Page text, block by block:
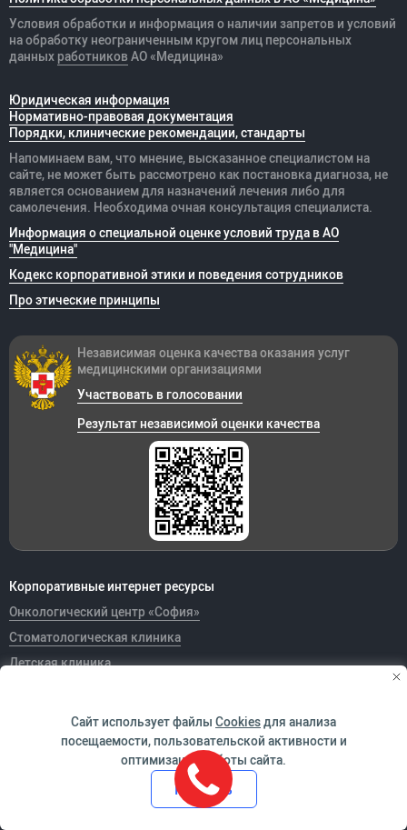
Условия обработки и информация о наличии запретов и условий
на обработку неограниченным кругом лиц персональных
данных работников АО «Медицина»
Юридическая информация
Нормативно-правовая документация
Порядки, клинические рекомендации, стандарты
Напоминаем вам, что мнение, высказанное специалистом на
сайте, не может быть рассмотрено как постановка диагноза, не
является основанием для назначений лечения либо для
самолечения. Необходима очная консультация специалиста.
Информация о специальной оценке условий труда в АО
"Медицина"
Кодекс корпоративной этики и поведения сотрудников
Про этические принципы
Корпоративные интернет ресурсы
Онкологический центр «София»
Стоматологическая клиника
Детская клиника
Скорая помощь
Благотворительный фонд «Врачебное братство»
Независимая оценка качества оказания услуг
медицинскими организациями
Участвовать в голосовании
Результат независимой оценки качества
Сайт использует файлы Cookiesдля анализа
посещаемости, пользовательской активности и
оптимизации работы сайта.
Принять